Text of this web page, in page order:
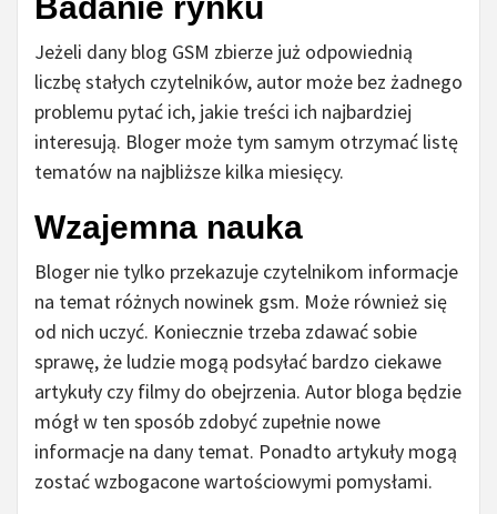
Jeżeli dany blog GSM zbierze już odpowiednią
liczbę stałych czytelników, autor może bez żadnego
problemu pytać ich, jakie treści ich najbardziej
interesują. Bloger może tym samym otrzymać listę
tematów na najbliższe kilka miesięcy.
Wzajemna nauka
Bloger nie tylko przekazuje czytelnikom informacje
na temat różnych nowinek gsm. Może również się
od nich uczyć. Koniecznie trzeba zdawać sobie
sprawę, że ludzie mogą podsyłać bardzo ciekawe
artykuły czy filmy do obejrzenia. Autor bloga będzie
mógł w ten sposób zdobyć zupełnie nowe
informacje na dany temat. Ponadto artykuły mogą
zostać wzbogacone wartościowymi pomysłami.